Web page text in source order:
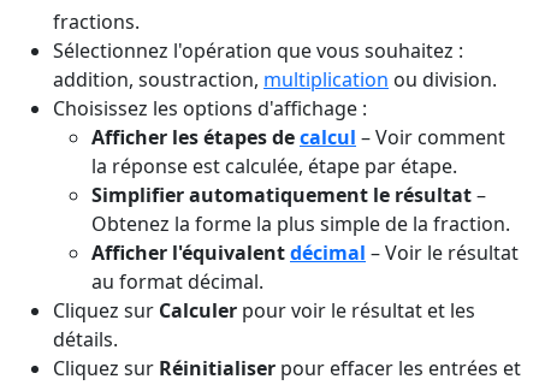
fractions.
Sélectionnez l'opération que vous souhaitez :
addition, soustraction, multiplication ou division.
Choisissez les options d'affichage :
Afficher les étapes decalcul – Voir comment
la réponse est calculée, étape par étape.
Simplifier automatiquement le résultat–
Obtenez la forme la plus simple de la fraction.
Afficher l'équivalentdécimal – Voir le résultat
au format décimal.
Cliquez sur Calculer pour voir le résultat et les
détails.
Cliquez sur Réinitialiser pour effacer les entrées et